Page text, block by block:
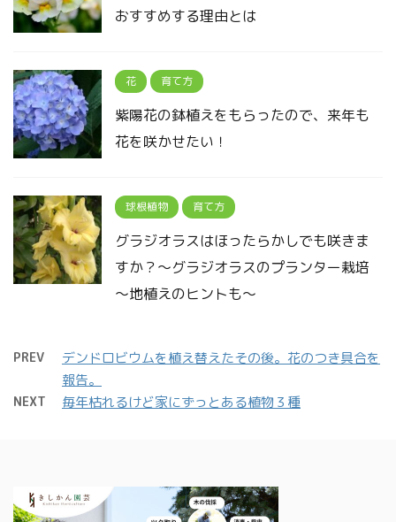
おすすめする理由とは
花 育て方
紫陽花の鉢植えをもらったので、来年も
花を咲かせたい！
球根植物 育て方
グラジオラスはほったらかしでも咲きま
すか？～グラジオラスのプランター栽培
～地植えのヒントも～
PREV
デンドロビウムを植え替えたその後。花のつき具合を
報告。
NEXT 毎年枯れるけど家にずっとある植物３種